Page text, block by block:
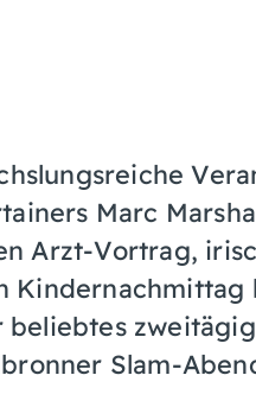
Marc
Arzt-Vortrag,
Kindernachmittag
beliebtes
Slam-